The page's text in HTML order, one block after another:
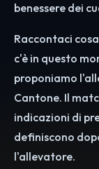
benessere dei
Raccontaci
c'è in questo
proponiamo
Cantone. Il
indicazioni di
definiscono
l'allevatore.